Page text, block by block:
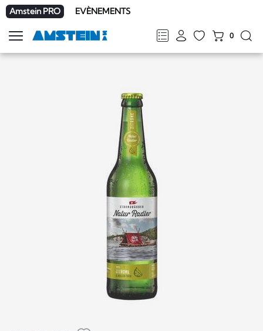
Amstein PRO EVÈNEMENTS
FRDEENIT
0
Afficher
la